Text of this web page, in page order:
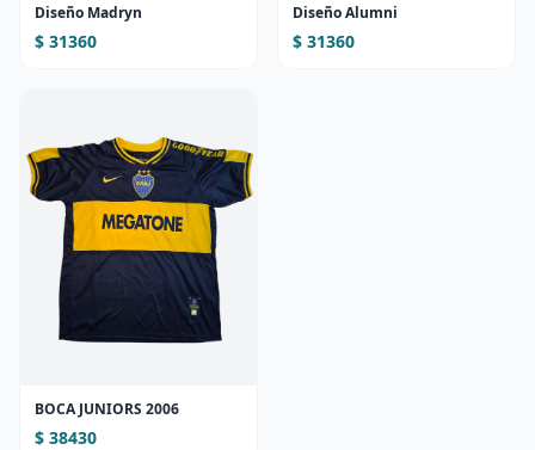
Diseño Madryn
$ 31360
Diseño Alumni
$ 31360
BOCA JUNIORS 2006
$ 38430